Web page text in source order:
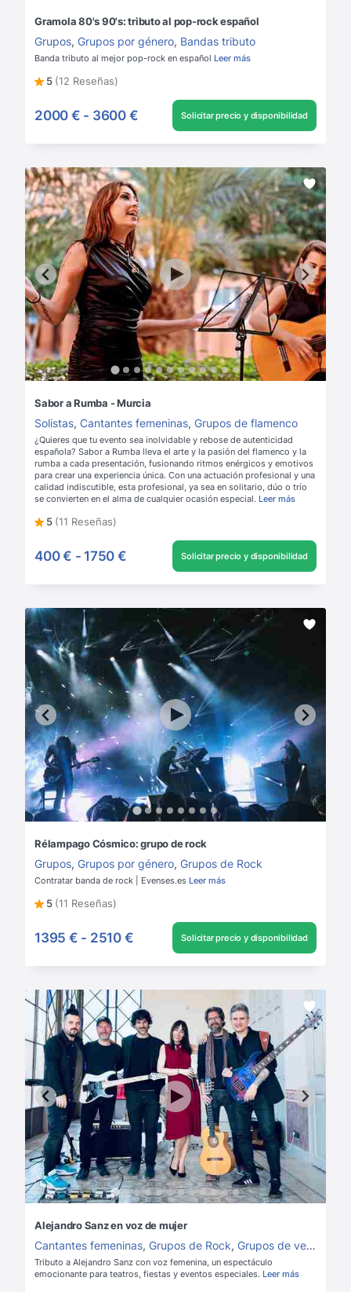
Gramola 80's 90's: tributo al pop-rock español
Grupos, Grupos por género, Bandas tributo
Banda tributo al mejor pop-rock en español Leer más
5 (12 Reseñas)
2000 € - 3600 € Solicitar precio y disponibilidad
Sabor a Rumba - Murcia
Solistas, Cantantes femeninas, Grupos de flamenco
¿Quieres que tu evento sea inolvidable y rebose de autenticidad
española? Sabor a Rumba lleva el arte y la pasión del flamenco y la
rumba a cada presentación, fusionando ritmos enérgicos y emotivos
para crear una experiencia única. Con una actuación profesional y una
calidad indiscutible, esta profesional, ya sea en solitario, dúo o trío
se convierten en el alma de cualquier ocasión especial. Leer más
5 (11 Reseñas)
400 € - 1750 € Solicitar precio y disponibilidad
Rélampago Cósmico: grupo de rock
Grupos, Grupos por género, Grupos de Rock
Contratar banda de rock | Evenses.es Leer más
5 (11 Reseñas)
1395 € - 2510 € Solicitar precio y disponibilidad
Alejandro Sanz en voz de mujer
Cantantes femeninas, Grupos de Rock, Grupos de versiones
Tributo a Alejandro Sanz con voz femenina, un espectáculo
emocionante para teatros, fiestas y eventos especiales. Leer más